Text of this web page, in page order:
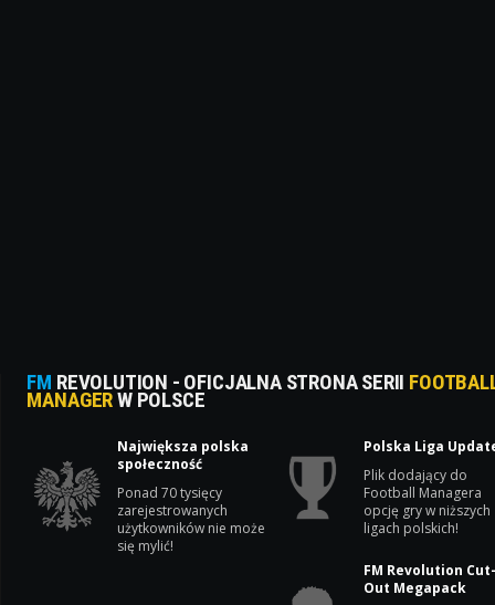
FM REVOLUTION - OFICJALNA STRONA SERII
MANAGERW POLSCE
Największa polska
społeczność
Ponad 70 tysięcy
zarejestrowanych
użytkowników nie może
się mylić!
Polska Liga
Plik dodający do
Football Managera
opcję gry w niższych
ligach polskich!
FM Revolution
Out Megapack